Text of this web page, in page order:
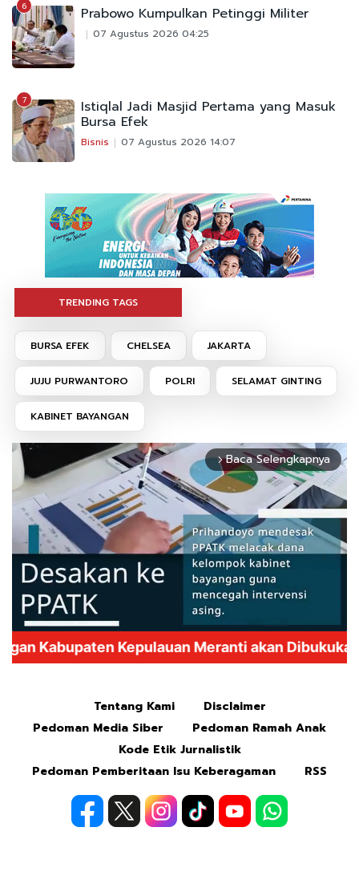
6 Prabowo Kumpulkan Petinggi Militer
07 Agustus 2026 04:25
7 Istiqlal Jadi Masjid Pertama yang Masuk
Bursa Efek
Bisnis 07 Agustus 2026 14:07
TRENDING TAGS
BURSA EFEK CHELSEA JAKARTA
JUJU PURWANTORO POLRI SELAMAT GINTING
KABINET BAYANGAN
arrow_forward_ios Baca Selengkapnya
Tentang Kami
Disclaimer
Pedoman Media Siber
Pedoman Ramah Anak
Kode Etik Jurnalistik
Pedoman Pemberitaan Isu Keberagaman
RSS